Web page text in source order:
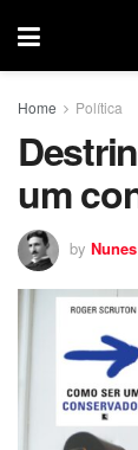
Home Política
um
by Nunes